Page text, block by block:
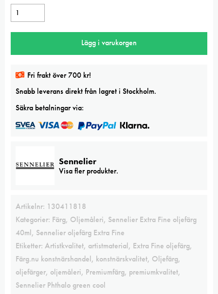
Sennelier
Phthalo
green
Extra
oljefärg
mängd
Lägg i varukorgen
Fri frakt över 700 kr!
Snabb leverans direkt från lagret i Stockholm.
Säkra betalningar via:
Sennelier
Visa fler produkter.
Artikelnr: 130411818
Kategorier: Färg, Oljemåleri, Sennelier Extra Fine oljefärg
40ml, Sennelier oljefärg Extra Fine
Etiketter: Artistkvalitet, artistmaterial, Extra Fine oljefärg,
Färg.nu konstnärshandel, konstnärskvalitet, Oljefärg,
oljefärger, oljemåleri, Premiumfärg, premiumkvalitet,
Sennelier Phthalo green cool